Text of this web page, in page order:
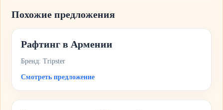
Похожие предложения
Рафтинг в Армении
Бренд: Tripster
Смотреть предложение